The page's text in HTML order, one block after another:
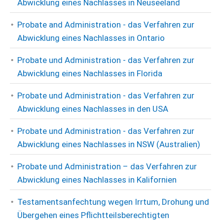
Abwicklung eines Nachlasses in Neuseeland
Probate and Administration - das Verfahren zur
Abwicklung eines Nachlasses in Ontario
Probate und Administration - das Verfahren zur
Abwicklung eines Nachlasses in Florida
Probate und Administration - das Verfahren zur
Abwicklung eines Nachlasses in den USA
Probate und Administration - das Verfahren zur
Abwicklung eines Nachlasses in NSW (Australien)
Probate und Administration – das Verfahren zur
Abwicklung eines Nachlasses in Kalifornien
Testamentsanfechtung wegen Irrtum, Drohung und
Übergehen eines Pflichtteilsberechtigten